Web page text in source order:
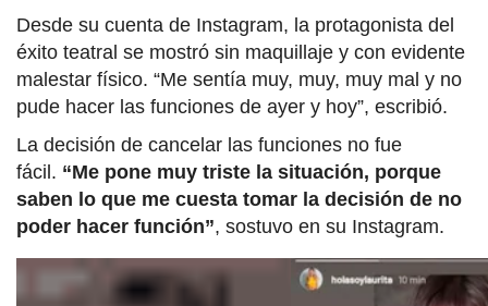
Desde su cuenta de Instagram, la protagonista del
éxito teatral se mostró sin maquillaje y con evidente
malestar físico. “Me sentía muy, muy, muy mal y no
pude hacer las funciones de ayer y hoy”, escribió.
La decisión de cancelar las funciones no fue
fácil. “Me pone muy triste la situación, porque
saben lo que me cuesta tomar la decisión de no
poder hacer función”, sostuvo en su Instagram.